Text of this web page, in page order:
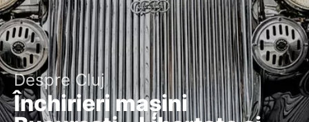
Despre Cluj
Închirieri mașini